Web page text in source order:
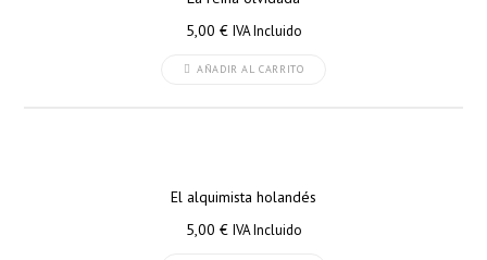
5,00 € IVA Incluido
AÑADIR AL CARRITO
El alquimista holandés
5,00 € IVA Incluido